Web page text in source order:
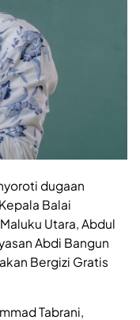
dugaan
Balai
Utara, Abdul
Abdi Bangun
Bergizi Gratis
Tabrani,